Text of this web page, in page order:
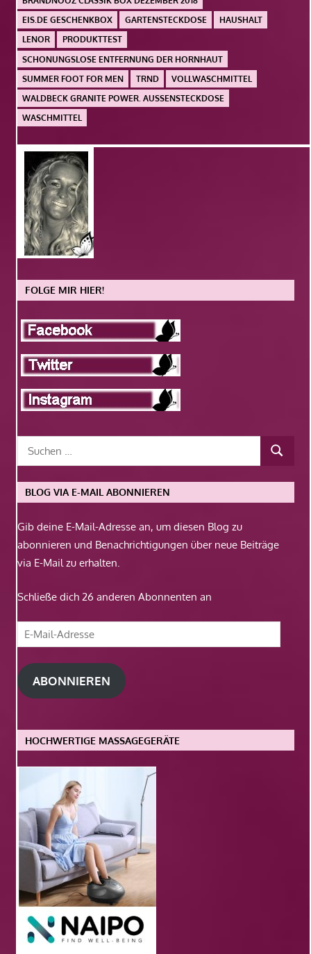
EIS.DE GESCHENKBOX
GARTENSTECKDOSE
HAUSHALT
LENOR
PRODUKTTEST
SCHONUNGSLOSE ENTFERNUNG DER HORNHAUT
SUMMER FOOT FOR MEN
TRND
VOLLWASCHMITTEL
WALDBECK GRANITE POWER. AUSSENSTECKDOSE
WASCHMITTEL
FOLGE MIR HIER!
BLOG VIA E-MAIL ABONNIEREN
Gib deine E-Mail-Adresse an, um diesen Blog zu
abonnieren und Benachrichtigungen über neue Beiträge
via E-Mail zu erhalten.
Schließe dich 26 anderen Abonnenten an
E-
Mail-
Adresse
ABONNIEREN
HOCHWERTIGE MASSAGEGERÄTE